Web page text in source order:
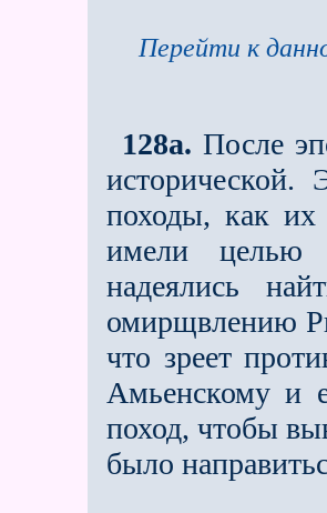
Перейти к
128а. После
походы, как их
имели целью
надеялись
омирщвлению
что зреет
Амьенскому и
поход, чтобы
было